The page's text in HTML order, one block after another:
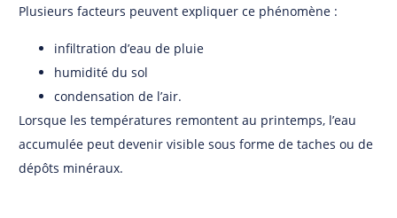
Plusieurs facteurs peuvent expliquer ce phénomène :
infiltration d’eau de pluie
humidité du sol
condensation de l’air.
Lorsque les températures remontent au printemps, l’eau
accumulée peut devenir visible sous forme de taches ou de
dépôts minéraux.